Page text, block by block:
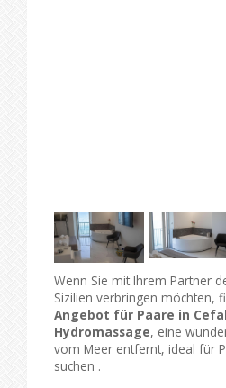
Wenn Sie mit Ihrem Partner
Sizilien verbringen möchten,
Angebot für Paare in
Hydromassage, eine
vom Meer entfernt, ideal für
suchen .